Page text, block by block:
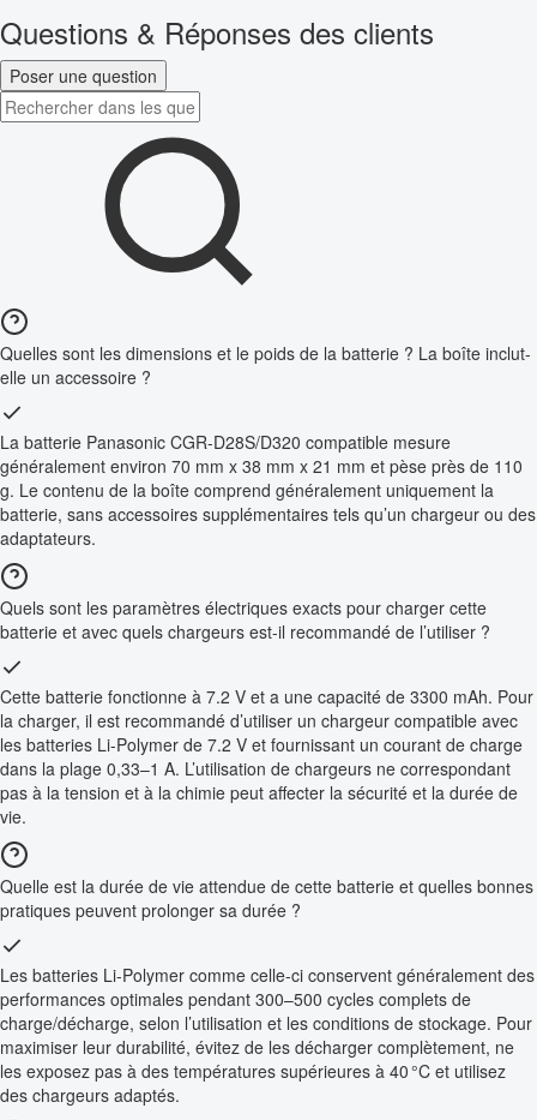
Questions & Réponses des clients
Poser une question
Quelles sont les dimensions et le poids de la batterie ? La boîte inclut-
elle un accessoire ?
La batterie Panasonic CGR-D28S/D320 compatible mesure
généralement environ 70 mm x 38 mm x 21 mm et pèse près de 110
g. Le contenu de la boîte comprend généralement uniquement la
batterie, sans accessoires supplémentaires tels qu’un chargeur ou des
adaptateurs.
Quels sont les paramètres électriques exacts pour charger cette
batterie et avec quels chargeurs est-il recommandé de l’utiliser ?
Cette batterie fonctionne à 7.2 V et a une capacité de 3300 mAh. Pour
la charger, il est recommandé d’utiliser un chargeur compatible avec
les batteries Li-Polymer de 7.2 V et fournissant un courant de charge
dans la plage 0,33–1 A. L’utilisation de chargeurs ne correspondant
pas à la tension et à la chimie peut affecter la sécurité et la durée de
vie.
Quelle est la durée de vie attendue de cette batterie et quelles bonnes
pratiques peuvent prolonger sa durée ?
Les batteries Li-Polymer comme celle-ci conservent généralement des
performances optimales pendant 300–500 cycles complets de
charge/décharge, selon l’utilisation et les conditions de stockage. Pour
maximiser leur durabilité, évitez de les décharger complètement, ne
les exposez pas à des températures supérieures à 40 °C et utilisez
des chargeurs adaptés.